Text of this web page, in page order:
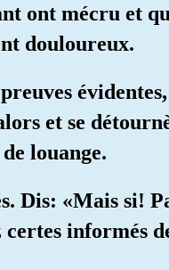
ont mécru et
douloureux.
et se
louange.
Dis: «Mais si!
informés